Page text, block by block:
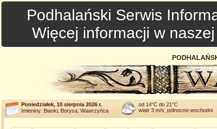
Podhalański Serwis
Więcej informacji w
Poniedziałek, 10 sierpnia 2026 r.
Imieniny: Bianki, Borysa, Wawrzyńca
od 14°C do 21°C
wiatr 3 m/s, północno-wschodni